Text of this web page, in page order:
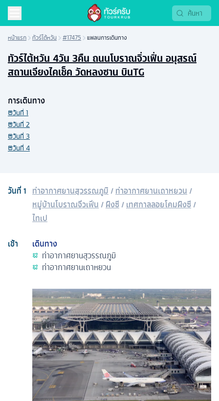
หน้าแรก ทัวร์ไต้หวัน #17475 แพลนการเดินทาง
ทัวร์ไต้หวัน 4วัน 3คืน ถนนโบราณจิ่วเฟิ่น อนุสรณ์
สถานเจียงไคเช็ค วัดหลงซาน บินTG
วันที่1 ท่าอากาศยานสุวรรณภูมิ /ท่าอากาศยานเถาหยวน /
หมู่บ้านโบราณจิ่วเฟิ่น /ผิงซี /เทศกาลลอยโคมผิงซี /
ไทเป
เช้า
เดินทาง
ท่าอากาศยานสุวรรณภูมิ
ท่าอากาศยานเถาหยวน
การเดินทาง
วันที่ 1
วันที่ 2
วันที่ 3
วันที่ 4